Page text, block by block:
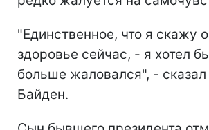
"Единственное, что я скажу
здоровье сейчас, - я хотел
больше жаловался", - сказал
Байден.